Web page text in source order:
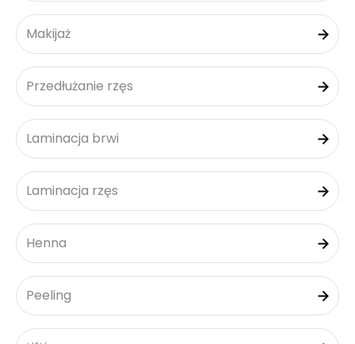
Makijaż
Przedłużanie rzęs
Laminacja brwi
Laminacja rzęs
Henna
Peeling